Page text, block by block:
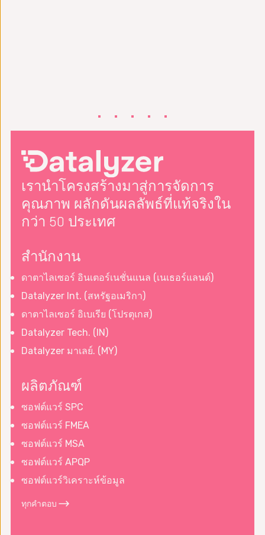
เรานำโครงสร้างมาสู่การจัดการ
คุณภาพ ผลักดันผลลัพธ์ที่แท้จริงใน
กว่า 50 ประเทศ
สำนักงาน
ดาตาไลเซอร์ อินเตอร์เนชั่นแนล (เนเธอร์แลนด์)
Datalyzer Int. (สหรัฐอเมริกา)
ดาตาไลเซอร์ อิเบเรีย (โปรตุเกส)
Datalyzer Tech. (IN)
Datalyzer มาเลย์. (MY)
ผลิตภัณฑ์
ซอฟต์แวร์ SPC
ซอฟต์แวร์ FMEA
ซอฟต์แวร์ MSA
ซอฟต์แวร์ APQP
ซอฟต์แวร์วิเคราะห์ข้อมูล
ทุกคำตอบ